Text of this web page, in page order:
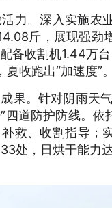
力。深入实施农
斤，展现强
备收割机1.44万
收跑出“加速度”
果。针对阴雨天
四道防护防线。
救、收割指导；
处，日烘干能力